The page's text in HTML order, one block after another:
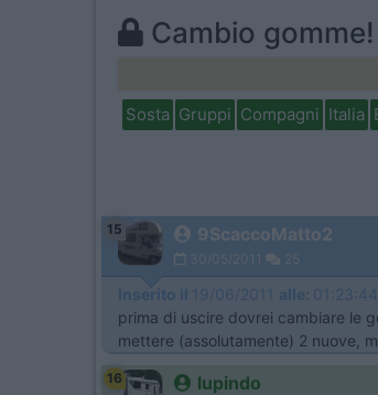
Cambio
Sosta Gruppi Compagni Italia
15 9ScaccoMatto2
30/05/2011 25
Inserito il 19/06/2011 alle: 01:23:44
prima di uscire dovrei cambiare le
mettere (assolutamente) 2 nuove,
16 lupindo